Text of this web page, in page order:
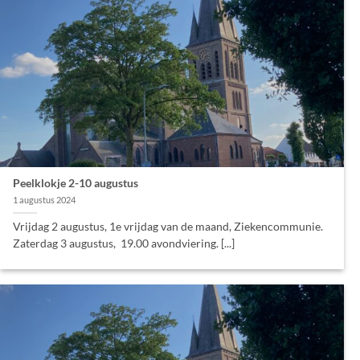
Peelklokje 2-10 augustus
1 augustus 2024
Vrijdag 2 augustus, 1e vrijdag van de maand, Ziekencommunie.
Zaterdag 3 augustus, 19.00 avondviering. [...]